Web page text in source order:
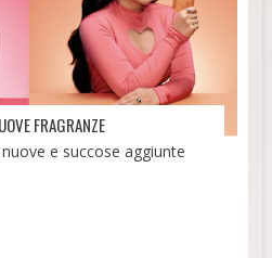
FRAGRANZE
e succose aggiunte